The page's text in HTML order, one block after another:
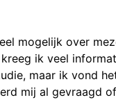
mogelijk over
ik veel
maar ik vond
mij al gevraagd